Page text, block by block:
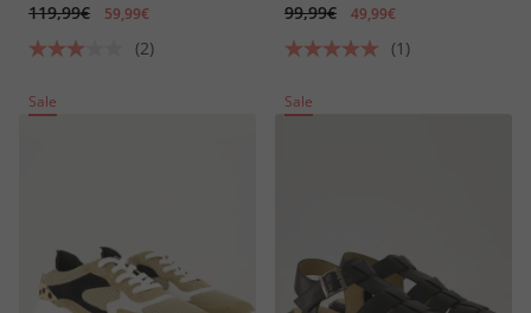
119,99€ 59,99€
(2)
99,99€ 49,99€
(1)
Sale Sale